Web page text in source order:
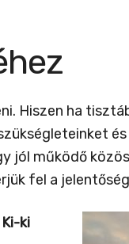
Hiszen ha
jól működő
fel a
ki